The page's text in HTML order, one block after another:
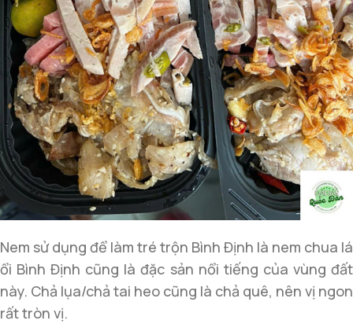
Nem sử dụng để làm tré trộn Bình Định là nem chua lá
ổi Bình Định cũng là đặc sản nổi tiếng của vùng đất
này. Chả lụa/chả tai heo cũng là chả quê, nên vị ngon
rất tròn vị.